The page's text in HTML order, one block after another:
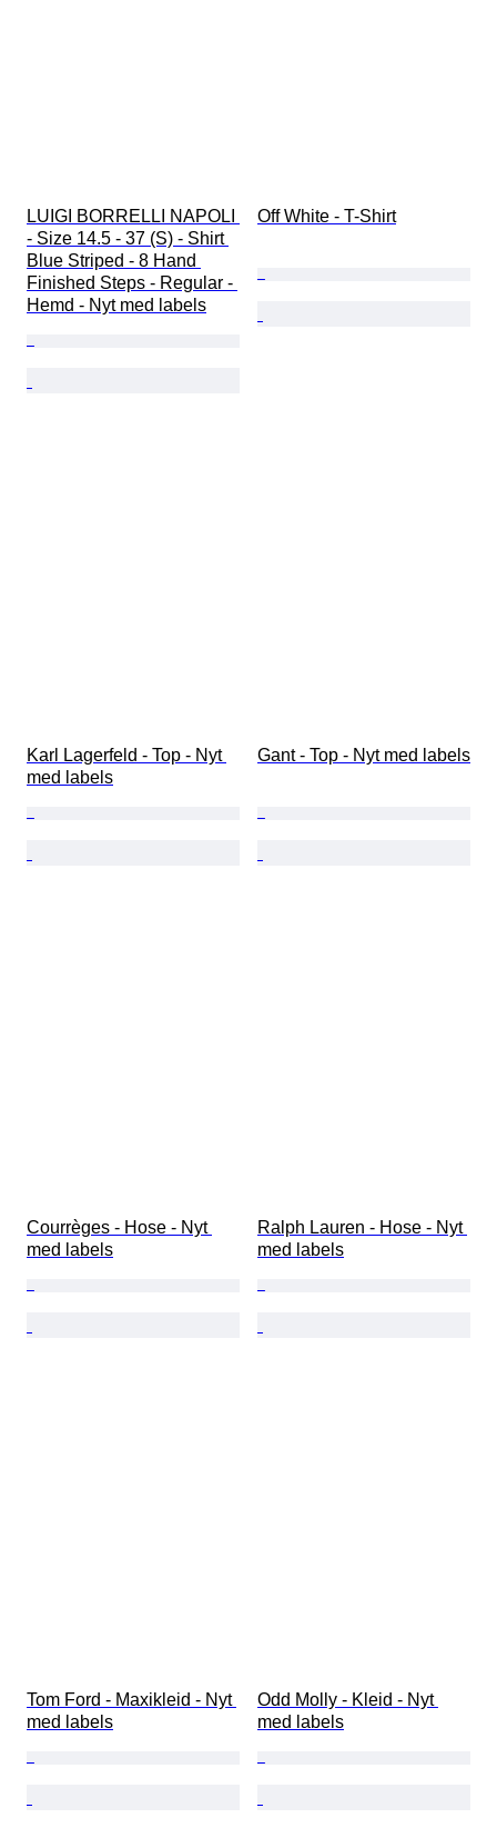
LUIGI BORRELLI NAPOLI
- Size 14.5 - 37 (S) - Shirt
Blue Striped - 8 Hand
Finished Steps - Regular -
Hemd - Nyt med labels
Off White - T-Shirt
Karl Lagerfeld - Top - Nyt
med labels
Gant - Top - Nyt med labels
Courrèges - Hose - Nyt
med labels
Ralph Lauren - Hose - Nyt
med labels
Tom Ford - Maxikleid - Nyt
med labels
Odd Molly - Kleid - Nyt
med labels